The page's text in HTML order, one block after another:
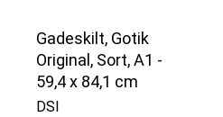
Gadeskilt, Gotik
Original, Sort, A1 -
59,4 x 84,1 cm
DSI